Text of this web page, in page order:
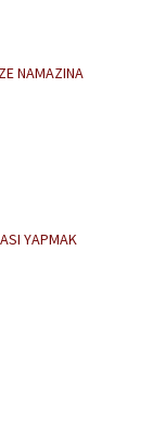
NAMAZINA
YAPMAK